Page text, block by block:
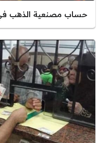
حساب مصنعية الذهب في